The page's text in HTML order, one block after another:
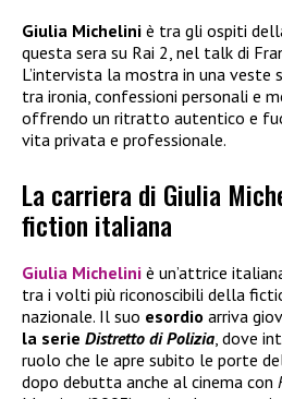
Giulia Michelini è tra gli ospiti
questa sera su Rai 2, nel talk di
L’intervista la mostra in una veste
tra ironia, confessioni personali e
offrendo un ritratto autentico e
vita privata e professionale.
La carriera di Giulia
fiction italiana
Giulia Michelini è un’attrice
tra i volti più riconoscibili della
nazionale. Il suo esordio arriva
la serie Distretto di Polizia, dove
ruolo che le apre subito le porte
dopo debutta anche al cinema con